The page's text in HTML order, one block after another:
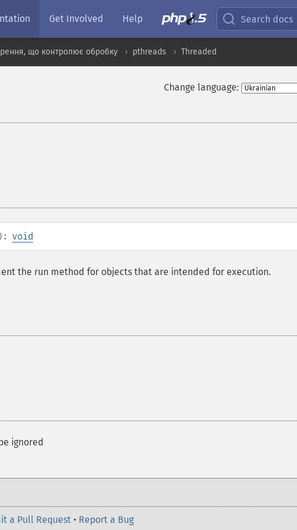
Get Involved Help Search docs
що контролює обробку pthreads Threaded
Change language:
void
the run method for objects that are intended for execution.
ignored
a Pull Request • Report a Bug